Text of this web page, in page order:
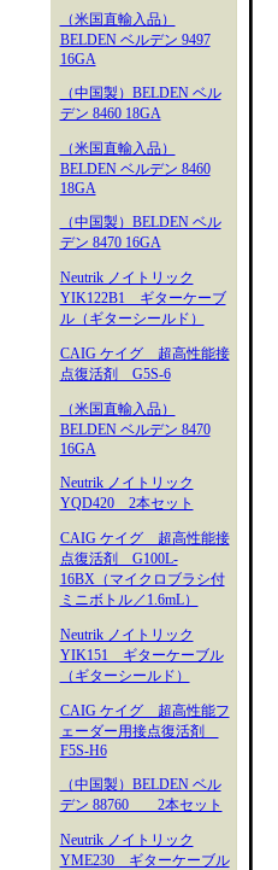
（米国直輸入品）
BELDEN ベルデン 9497
16GA
（中国製）BELDEN ベル
デン 8460 18GA
（米国直輸入品）
BELDEN ベルデン 8460
18GA
（中国製）BELDEN ベル
デン 8470 16GA
Neutrik ノイトリック
YIK122B1 ギターケーブ
ル（ギターシールド）
CAIG ケイグ 超高性能接
点復活剤 G5S-6
（米国直輸入品）
BELDEN ベルデン 8470
16GA
Neutrik ノイトリック
YQD420 2本セット
CAIG ケイグ 超高性能接
点復活剤 G100L-
16BX（マイクロブラシ付
ミニボトル／1.6mL）
Neutrik ノイトリック
YIK151 ギターケーブル
（ギターシールド）
CAIG ケイグ 超高性能フ
ェーダー用接点復活剤
F5S-H6
（中国製）BELDEN ベル
デン 88760 2本セット
Neutrik ノイトリック
YME230 ギターケーブル